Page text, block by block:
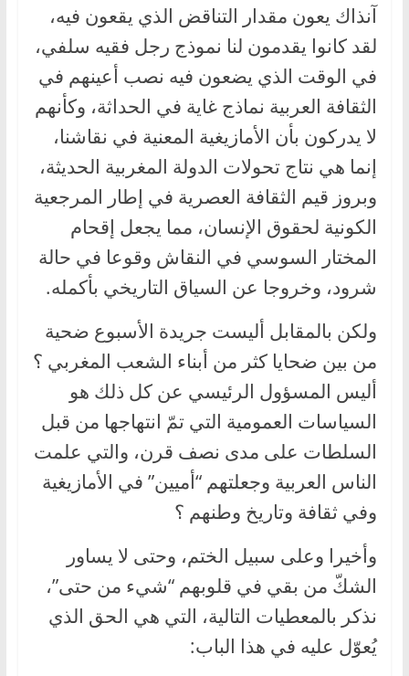
آنذاك يعون مقدار التناقض الذي يقعون فيه،
لقد كانوا يقدمون لنا نموذج رجل فقيه سلفي،
في الوقت الذي يضعون فيه نصب أعينهم في
الثقافة العربية نماذج غاية في الحداثة، وكأنهم
لا يدركون بأن الأمازيغية المعنية في نقاشنا،
إنما هي نتاج تحولات الدولة المغربية الحديثة،
وبروز قيم الثقافة العصرية في إطار المرجعية
الكونية لحقوق الإنسان، مما يجعل إقحام
المختار السوسي في النقاش وقوعا في حالة
شرود، وخروجا عن السياق التاريخي بأكمله.
ولكن بالمقابل أليست جريدة الأسبوع ضحية
من بين ضحايا كثر من أبناء الشعب المغربي ؟
أليس المسؤول الرئيسي عن كل ذلك هو
السياسات العمومية التي تمّ انتهاجها من قبل
السلطات على مدى نصف قرن، والتي علمت
الناس العربية وجعلتهم “أميين” في الأمازيغية
وفي ثقافة وتاريخ وطنهم ؟
وأخيرا وعلى سبيل الختم، وحتى لا يساور
الشكّ من بقي في قلوبهم “شيء من حتى”،
نذكر بالمعطيات التالية، التي هي الحق الذي
يُعوّل عليه في هذا الباب: